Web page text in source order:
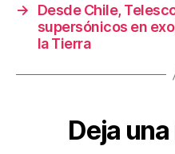
→
Desde Chile,
supersónicos en
la Tierra
Deja